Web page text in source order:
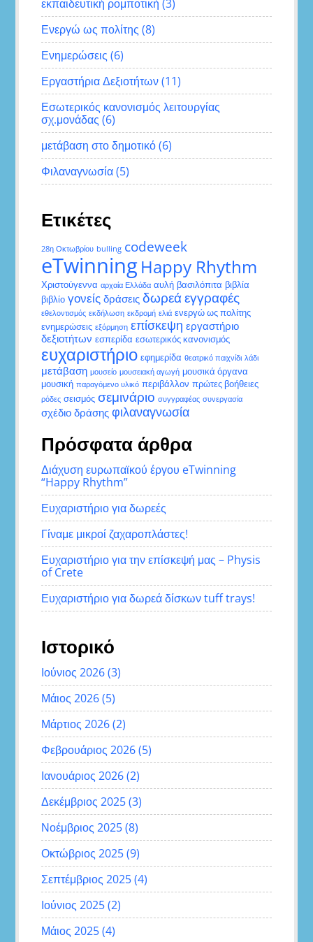
εκπαιδευτική ρομποτική (3)
Ενεργώ ως πολίτης (8)
Ενημερώσεις (6)
Εργαστήρια Δεξιοτήτων(11)
Εσωτερικός κανονισμός λειτουργίας
σχ.μονάδας (6)
μετάβαση στο δημοτικό(6)
Φιλαναγνωσία(5)
Ετικέτες
28η Οκτωβρίου bulling codeweek
eTwinningHappy Rhythm
Χριστούγεννα αρχαία Ελλάδα αυλή βασιλόπιτα βιβλία
βιβλίο γονείς δράσεις δωρεάεγγραφές
εθελοντισμός εκδήλωση εκδρομή ελιά ενεργώ ως πολίτης
ενημερώσεις εξόρμηση επίσκεψη εργαστήριο
δεξιοτήτων εσπερίδα εσωτερικός κανονισμός
ευχαριστήριο εφημερίδα θεατρικό παιχνίδι λάδι
μετάβαση μουσείο μουσειακή αγωγή μουσικά όργανα
μουσική παραγόμενο υλικό περιβάλλον πρώτες βοήθειες
ρόδες σεισμός σεμινάριο συγγραφέας συνεργασία
σχέδιο δράσης φιλαναγνωσία
Πρόσφατα άρθρα
Διάχυση ευρωπαϊκού έργου eTwinning
“Happy Rhythm”
Ευχαριστήριο για δωρεές
Γίναμε μικροί ζαχαροπλάστες!
Ευχαριστήριο για την επίσκεψή μας – Physis
of Crete
Ευχαριστήριο για δωρεά δίσκων tuff trays!
Ιστορικό
Ιούνιος 2026(3)
Μάιος 2026(5)
Μάρτιος 2026(2)
Φεβρουάριος 2026(5)
Ιανουάριος 2026(2)
Δεκέμβριος 2025(3)
Νοέμβριος 2025(8)
Οκτώβριος 2025(9)
Σεπτέμβριος 2025(4)
Ιούνιος 2025(2)
Μάιος 2025(4)